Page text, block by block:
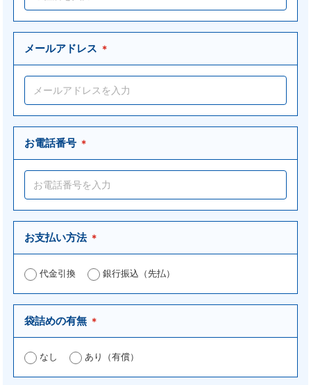
メールアドレス ＊
お電話番号 ＊
お支払い方法 ＊
代金引換 銀行振込（先払）
袋詰めの有無 ＊
なし あり（有償）